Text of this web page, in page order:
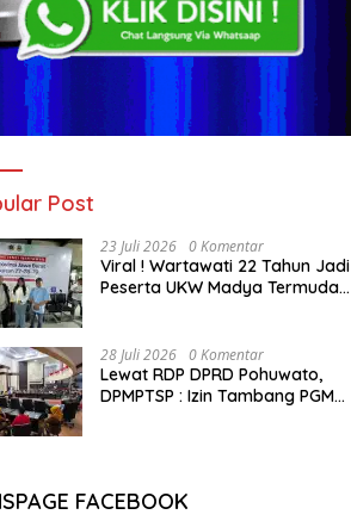
Post
23 Juli 2026 0 Komentar
Viral ! Wartawati 22 Tahun Jadi
Peserta UKW Madya Termuda
28 Juli 2026 0 Komentar
Lewat RDP DPRD Pohuwato,
DPMPTSP : Izin Tambang PGM
FACEBOOK